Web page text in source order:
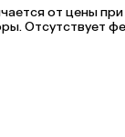
от цены
Отсутствует